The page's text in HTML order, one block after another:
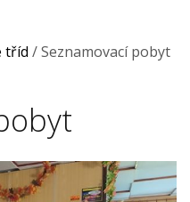
tříd /Seznamovací pobyt